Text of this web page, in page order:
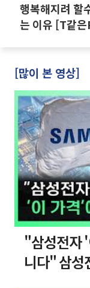
행복해지려 할
는 이유 [T같
[많이 본 영상]
"삼성전자
니다" 삼성